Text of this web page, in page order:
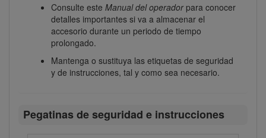
Consulte este Manual del operadorpara conocer
detalles importantes si va a almacenar el
accesorio durante un periodo de tiempo
prolongado.
Mantenga o sustituya las etiquetas de seguridad
y de instrucciones, tal y como sea necesario.
Pegatinas de seguridad e instrucciones